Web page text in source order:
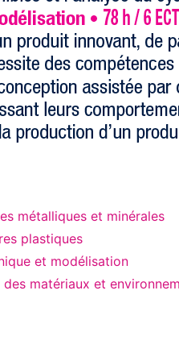
métalliques et minérales
plastiques
et modélisation
matériaux et